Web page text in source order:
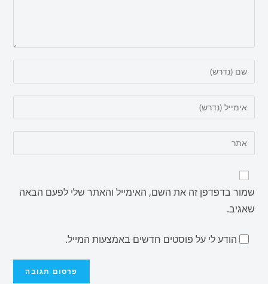
שמור בדפדפן זה את השם, האימייל והאתר שלי לפעם הבאה
שאגיב.
הודע לי על פוסטים חדשים באמצעות המייל.